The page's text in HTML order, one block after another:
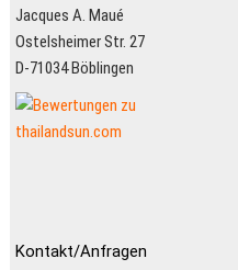
Jacques A. Maué
Ostelsheimer Str. 27
D-71034 Böblingen
Kontakt/Anfragen